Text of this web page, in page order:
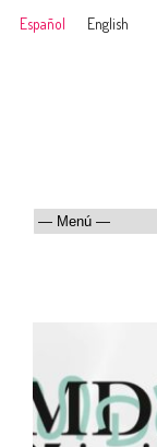
Español English